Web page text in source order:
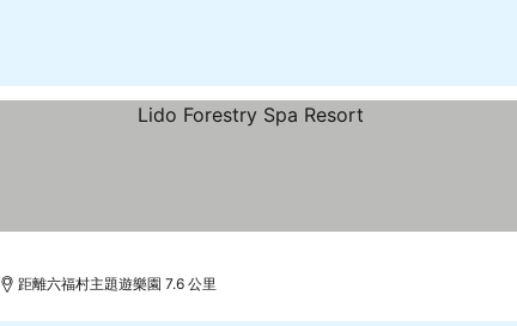
距離六福村主題遊樂園 7.6 公里